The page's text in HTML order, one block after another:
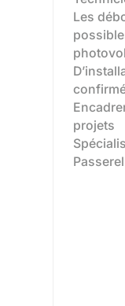
Les
projets‍